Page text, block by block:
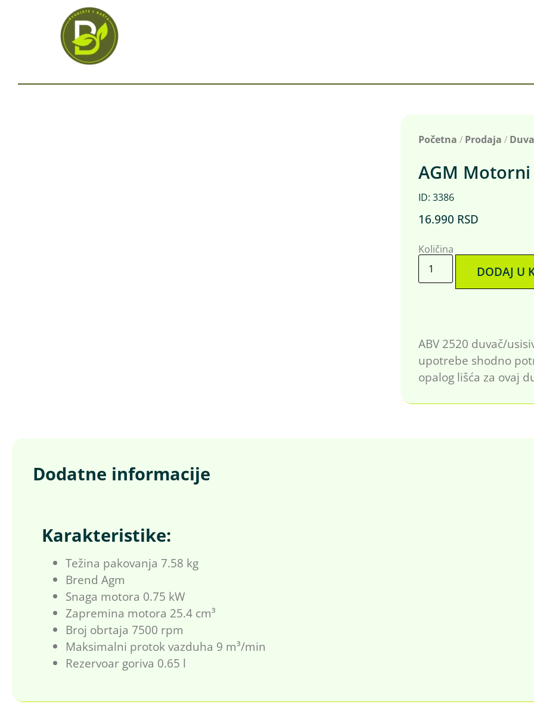
Početna / Prodaja /
AGM Motorni
ID: 3386
16.990 RSD
Količina
DODAJ U
ABV 2520 duvač/
upotrebe shodno
opalog lišća za ovaj
Dodatne informacije
Karakteristike:
Težina pakovanja 7.58 kg
Brend Agm
Snaga motora 0.75 kW
Zapremina motora 25.4 cm³
Broj obrtaja 7500 rpm
Maksimalni protok vazduha 9 m³/min
Rezervoar goriva 0.65 l